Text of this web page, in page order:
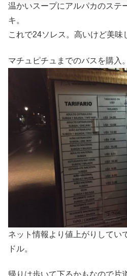
温かいスープにアルパカのステ
キ。
これで24ソレス。高いけど美味
マチュピチュまでのバスを購入。
ネット情報より値上がりしてい
ドル。
帰りは歩いて下るかもなので片